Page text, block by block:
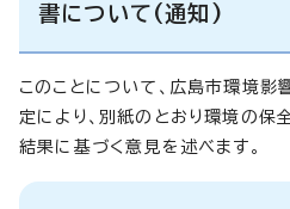
書について(通知)
このことについて、広島市環境
定により、別紙のとおり環境の保
結果に基づく意見を述べます。